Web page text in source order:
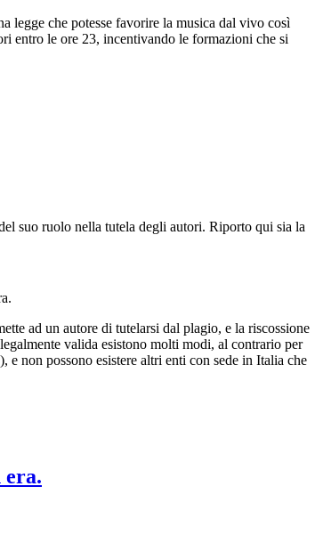
legge che potesse favorire la musica dal vivo così
entro le ore 23, incentivando le formazioni che si
suo ruolo nella tutela degli autori. Riporto qui sia la
ad un autore di tutelarsi dal plagio, e la riscossione
valida esistono molti modi, al contrario per
non possono esistere altri enti con sede in Italia che